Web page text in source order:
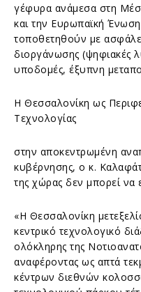
γέφυρα ανάμεσα στη
και την Ευρωπαϊκή
τοποθετηθούν με
διοργάνωσης (ψηφιακές
υποδομές, έξυπνη
Η Θεσσαλονίκη ως
Τεχνολογίας
στην αποκεντρωμένη
κυβέρνησης, ο κ.
της χώρας δεν μπορεί να
«Η Θεσσαλονίκη
κεντρικό τεχνολογικό
ολόκληρης της
αναφέροντας ως απτά
κέντρων διεθνών